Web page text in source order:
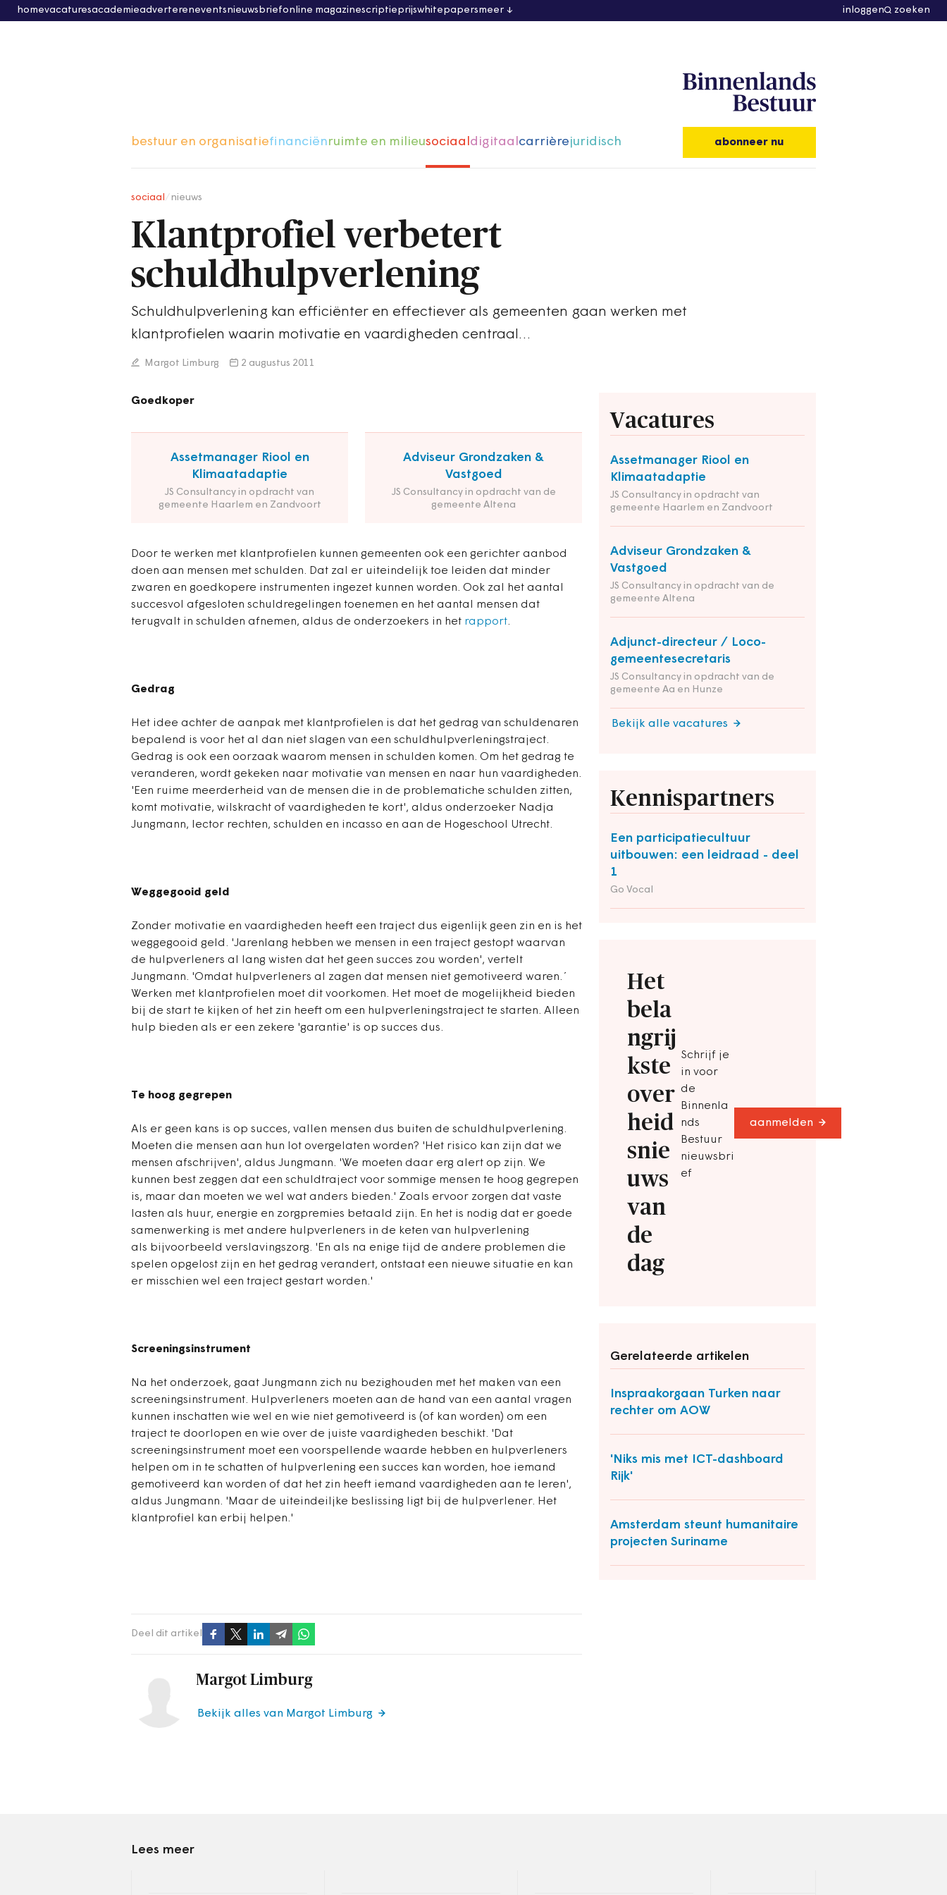
homevacaturesacademieadvertereneventsnieuwsbriefonline magazinescriptieprijswhitepapersmeer inloggen zoeken
bestuur en organisatiefinanciënruimte en milieusociaaldigitaalcarrièrejuridisch abonneer nu
sociaal nieuws
Klantprofiel verbetert
schuldhulpverlening
Schuldhulpverlening kan efficiënter en effectiever als gemeenten gaan werken met
klantprofielen waarin motivatie en vaardigheden centraal…
Margot Limburg 2 augustus 2011
Goedkoper
Assetmanager Riool en
Klimaatadaptie
JS Consultancy in opdracht van
gemeente Haarlem en Zandvoort
Adviseur Grondzaken &
Vastgoed
JS Consultancy in opdracht van de
gemeente Altena
Door te werken met klantprofielen kunnen gemeenten ook een gerichter aanbod
doen aan mensen met schulden. Dat zal er uiteindelijk toe leiden dat minder
zwaren en goedkopere instrumenten ingezet kunnen worden. Ook zal het aantal
succesvol afgesloten schuldregelingen toenemen en het aantal mensen dat
terugvalt in schulden afnemen, aldus de onderzoekers in het rapport.
Vacatures
Assetmanager Riool en
Klimaatadaptie
JS Consultancy in opdracht van
gemeente Haarlem en Zandvoort
Adviseur Grondzaken &
Vastgoed
JS Consultancy in opdracht van de
gemeente Altena
Adjunct-directeur / Loco-
gemeentesecretaris
JS Consultancy in opdracht van de
gemeente Aa en Hunze
Bekijk alle vacatures
Kennispartners
Een participatiecultuur
uitbouwen: een leidraad - deel
1
Go Vocal
Het
bela
ngrij
kste
over
heid
snie
uws
van
de
dag
Schrijf je
in voor
de
Binnenla
nds
Bestuur
nieuwsbri
ef
aanmelden
Gerelateerde artikelen
Inspraakorgaan Turken naar
rechter om AOW
'Niks mis met ICT-dashboard
Rijk'
Amsterdam steunt humanitaire
projecten Suriname
Gedrag
Het idee achter de aanpak met klantprofielen is dat het gedrag van schuldenaren
bepalend is voor het al dan niet slagen van een schuldhulpverleningstraject.
Gedrag is ook een oorzaak waarom mensen in schulden komen. Om het gedrag te
veranderen, wordt gekeken naar motivatie van mensen en naar hun vaardigheden.
'Een ruime meerderheid van de mensen die in de problematiche schulden zitten,
komt motivatie, wilskracht of vaardigheden te kort', aldus onderzoeker Nadja
Jungmann, lector rechten, schulden en incasso en aan de Hogeschool Utrecht.
Weggegooid geld
Zonder motivatie en vaardigheden heeft een traject dus eigenlijk geen zin en is het
weggegooid geld. 'Jarenlang hebben we mensen in een traject gestopt waarvan
de hulpverleners al lang wisten dat het geen succes zou worden', vertelt
Jungmann. 'Omdat hulpverleners al zagen dat mensen niet gemotiveerd waren.´
Werken met klantprofielen moet dit voorkomen. Het moet de mogelijkheid bieden
bij de start te kijken of het zin heeft om een hulpverleningstraject te starten. Alleen
hulp bieden als er een zekere 'garantie' is op succes dus.
Te hoog gegrepen
Als er geen kans is op succes, vallen mensen dus buiten de schuldhulpverlening.
Moeten die mensen aan hun lot overgelaten worden? 'Het risico kan zijn dat we
mensen afschrijven', aldus Jungmann. 'We moeten daar erg alert op zijn. We
kunnen best zeggen dat een schuldtraject voor sommige mensen te hoog gegrepen
is, maar dan moeten we wel wat anders bieden.' Zoals ervoor zorgen dat vaste
lasten als huur, energie en zorgpremies betaald zijn. En het is nodig dat er goede
samenwerking is met andere hulpverleners in de keten van hulpverlening
als bijvoorbeeld verslavingszorg. 'En als na enige tijd de andere problemen die
spelen opgelost zijn en het gedrag verandert, ontstaat een nieuwe situatie en kan
er misschien wel een traject gestart worden.'
Screeningsinstrument
Na het onderzoek, gaat Jungmann zich nu bezighouden met het maken van een
screeningsinstrument. Hulpverleners moeten aan de hand van een aantal vragen
kunnen inschatten wie wel en wie niet gemotiveerd is (of kan worden) om een
traject te doorlopen en wie over de juiste vaardigheden beschikt. 'Dat
screeningsinstrument moet een voorspellende waarde hebben en hulpverleners
helpen om in te schatten of hulpverlening een succes kan worden, hoe iemand
gemotiveerd kan worden of dat het zin heeft iemand vaardigheden aan te leren',
aldus Jungmann. 'Maar de uiteindeiljke beslissing ligt bij de hulpverlener. Het
klantprofiel kan erbij helpen.'
Deel dit artikel
Margot Limburg
Bekijk alles van Margot Limburg
Lees meer